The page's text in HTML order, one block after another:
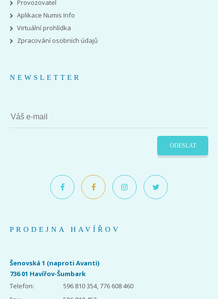
Provozovatel
Aplikace Numis Info
Virtuální prohlídka
Zpracování osobních údajů
NEWSLETTER
ODESLAT
PRODEJNA HAVÍŘOV
Šenovská 1 (naproti Avanti)
736 01 Havířov-Šumbark
Telefon:
596 810 354, 776 608 460